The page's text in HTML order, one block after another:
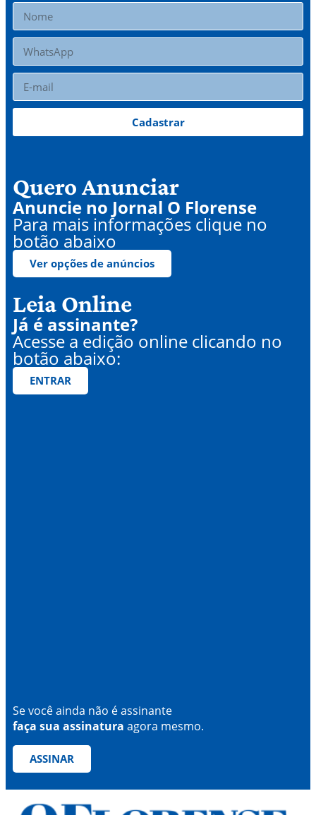
Cadastrar
Quero Anunciar
Anuncie no Jornal O Florense
Para mais informações clique no
botão abaixo
Ver opções de anúncios
Leia Online
Já é assinante?
Acesse a edição online clicando no
botão abaixo:
ENTRAR
Se você ainda não é assinante
faça sua assinatura agora mesmo.
ASSINAR